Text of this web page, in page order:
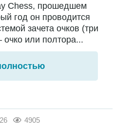
Chess, прошедшем
год он проводится
зачета очков (три
или полтора...
4905